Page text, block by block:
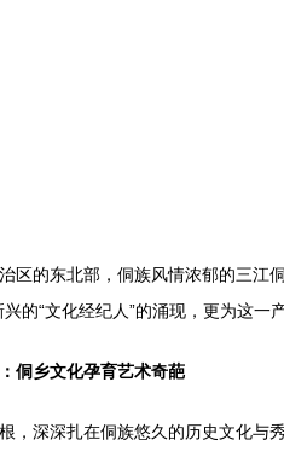
区的东北部，侗族风情浓郁的三江
的“文化经纪人”的涌现，更为这
侗乡文化孕育艺术奇葩
，深深扎在侗族悠久的历史文化与